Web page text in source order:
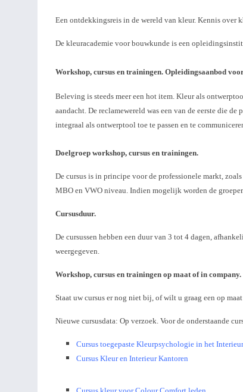
Een ontdekkingsreis in de wereld van kleur. Kennis over
De kleuracademie voor bouwkunde is een
Workshop, cursus en trainingen. Opleidingsaanbod
Beleving is steeds meer een hot item. Kleur als
aandacht. De reclamewereld was een van de eerste die
integraal als ontwerptool toe te passen en te
Doelgroep workshop, cursus en trainingen.
De cursus is in principe voor de professionele markt,
MBO en VWO niveau. Indien mogelijk worden de
Cursusduur.
De cursussen hebben een duur van 3 tot 4 dagen,
weergegeven.
Workshop, cursus en trainingen op maat of in company.
Staat uw cursus er nog niet bij, of wilt u graag een op
Nieuwe cursusdata: Op verzoek. Voor de onderstaande
Cursus toegepaste Kleurpsychologie in het Interieur
Cursus Kleur en Interieur Kantoren